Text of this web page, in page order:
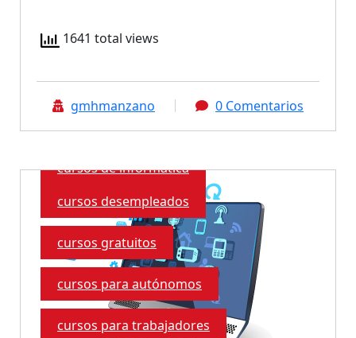
1641 total views
gmhmanzano
0 Comentarios
certificados profesionalidad
cursos de informática
cursos desempleados
cursos gratuitos
cursos para autónomos
cursos para trabajadores